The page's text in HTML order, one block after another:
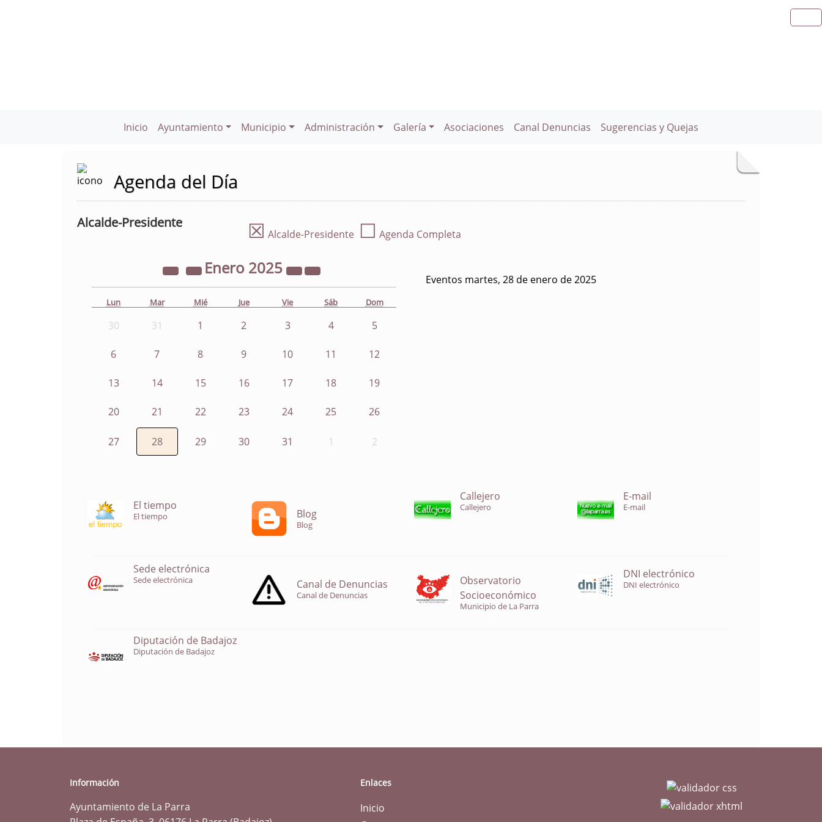
Inicio Ayuntamiento Municipio Administración Galería Asociaciones Canal Denuncias Sugerencias y Quejas
Agenda del Día
Alcalde-Presidente ☒ Alcalde-Presidente ☐ Agenda Completa
Enero 2025
Lun Mar Mié Jue Vie Sáb Dom
30 31 1 2 3 4 5
6 7 8 9 10 11 12
13 14 15 16 17 18 19
20 21 22 23 24 25 26
27 28 29 30 31 1 2
Eventos martes, 28 de enero de 2025
El tiempo
El tiempo Blog
Blog
Callejero
Callejero
E-mail
E-mail
Sede electrónica
Sede electrónica Canal de Denuncias
Canal de Denuncias
Observatorio
Socioeconómico
Municipio de La Parra
DNI electrónico
DNI electrónico
Diputación de Badajoz
Diputación de Badajoz
Información
Ayuntamiento de La Parra
Enlaces
Inicio